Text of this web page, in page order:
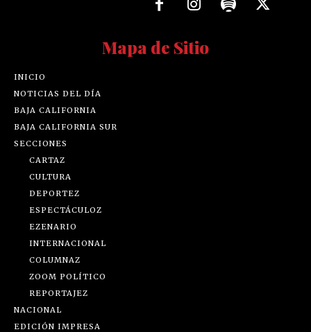
Mapa de Sitio
INICIO
NOTICIAS DEL DÍA
BAJA CALIFORNIA
BAJA CALIFORNIA SUR
SECCIONES
CARTAZ
CULTURA
DEPORTEZ
ESPECTÁCULOZ
EZENARIO
INTERNACIONAL
COLUMNAZ
ZOOM POLÍTICO
REPORTAJEZ
NACIONAL
EDICIÓN IMPRESA